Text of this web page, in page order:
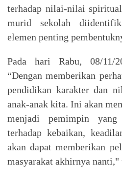
terhadap nilai-nilai
murid sekolah
elemen penting
Pada hari Rabu, 08/11/
“Dengan memberikan
pendidikan karakter dan
anak-anak kita. Ini akan
menjadi pemimpin
terhadap kebaikan,
akan dapat memberikan
masyarakat akhirnya nanti,"